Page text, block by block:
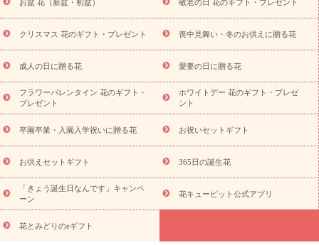
お供え プリザーブドフラワー
ペットのお供えフラワー
お盆（新
盆・初盆）
その他 お祝い返し お見舞い
お取り寄せギフト
ビジネス用
ご自宅用 観葉植物 ミディ胡蝶蘭
プリザーブ
ドフラワー
スタイルから探す アレンジメント 花束
スタ
ンド花
お祝い お供え・お悔やみ 胡蝶蘭 胡蝶蘭・花鉢
ディ胡蝶蘭・お祝い
ミディ胡蝶蘭・お供え
世界初の青色胡蝶蘭
観葉植物
観葉植物 産直多肉植物
プリザーブドフラワー
お祝い
お供え・お悔やみ 花とセットギフト
セミオーダー
プチギフト（hanamore -ハナモア-）
花とみどりのeギフト
キューピットのeGfit
カラー ピンク イエローオレンジ
レッ
ド
お花の種類 トルコキキョウ
お祝い お祝い・3000円～ お祝い・4000円～
お祝い・
5000円～
お祝い・7000円～ お祝い・ 10000円～
お供え・お
悔やみ
円～
お供え・お悔やみ・
読み物
クリスマス 花のギフト・プレゼント 喪中見舞い・冬のお供えに贈る花
成人の日に贈る花 愛妻の日に贈る花
フラワーバレンタイン 花のギフト・
プレゼント
ホワイトデー 花のギフト・プレゼ
ント
卒園卒業・入園入学祝いに贈る花 お祝いセットギフト
お供えセットギフト 365日の誕生花
「きょう誕生日なんです」キャンペ
ーン
花キューピット公式アプリ
花とみどりのeギフト